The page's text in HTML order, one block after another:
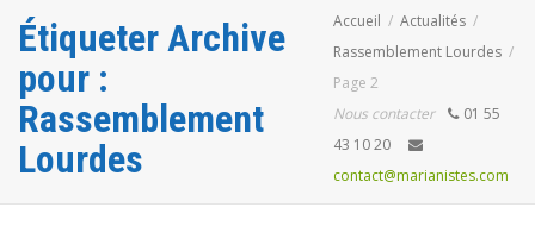
Étiqueter Archive
pour :
Rassemblement
Lourdes
Accueil
Actualités
Rassemblement Lourdes
Page 2
Nous contacter
01 55
43 10 20
contact@marianistes.com